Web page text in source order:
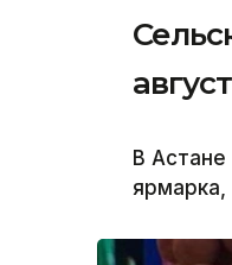
В Астане
ярмарка,